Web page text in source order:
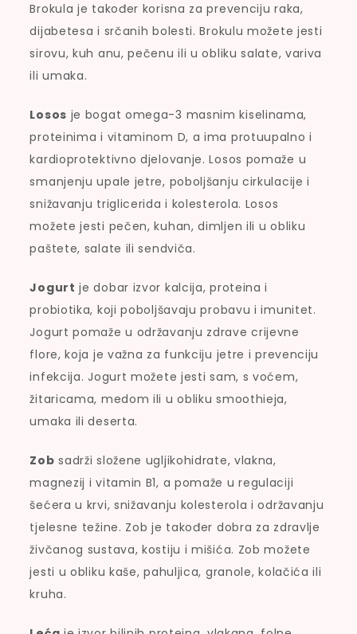
Brokula je također korisna za prevenciju raka,
dijabetesa i srčanih bolesti. Brokulu možete jesti
sirovu, kuh anu, pečenu ili u obliku salate, variva
ili umaka.
Losos je bogat omega-3 masnim kiselinama,
proteinima i vitaminom D, a ima protuupalno i
kardioprotektivno djelovanje. Losos pomaže u
smanjenju upale jetre, poboljšanju cirkulacije i
snižavanju triglicerida i kolesterola. Losos
možete jesti pečen, kuhan, dimljen ili u obliku
paštete, salate ili sendviča.
Jogurt je dobar izvor kalcija, proteina i
probiotika, koji poboljšavaju probavu i imunitet.
Jogurt pomaže u održavanju zdrave crijevne
flore, koja je važna za funkciju jetre i prevenciju
infekcija. Jogurt možete jesti sam, s voćem,
žitaricama, medom ili u obliku smoothieja,
umaka ili deserta.
Zob sadrži složene ugljikohidrate, vlakna,
magnezij i vitamin B1, a pomaže u regulaciji
šećera u krvi, snižavanju kolesterola i održavanju
tjelesne težine. Zob je također dobra za zdravlje
živčanog sustava, kostiju i mišića. Zob možete
jesti u obliku kaše, pahuljica, granole, kolačića ili
kruha.